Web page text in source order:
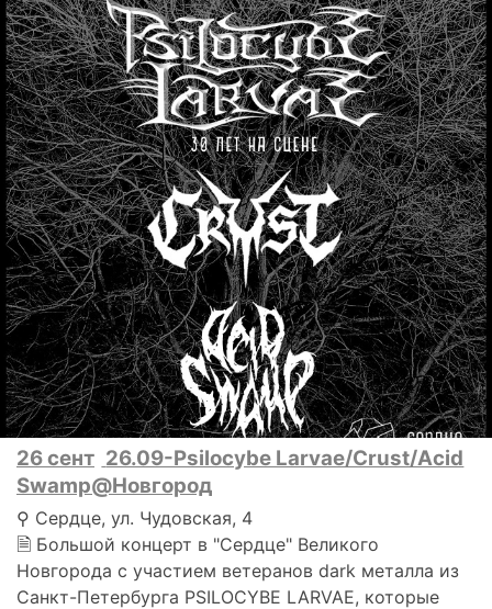
26 сент 26.09-Psilocybe Larvae/Crust/Acid
Swamp@Новгород
⚲ Сердце, ул. Чудовская, 4
🗎 Большой концерт в "Сердце" Великого
Новгорода с участием ветеранов dark металла из
Санкт-Петербурга PSILOCYBE LARVAE, которые